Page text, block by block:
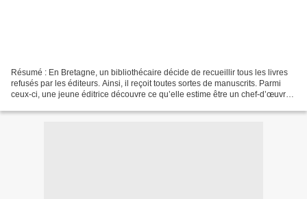
Résumé : En Bretagne, un bibliothécaire décide de recueillir tous les livres
refusés par les éditeurs. Ainsi, il reçoit toutes sortes de manuscrits. Parmi
ceux-ci, une jeune éditrice découvre ce qu’elle estime être un chef-d’œuvre,